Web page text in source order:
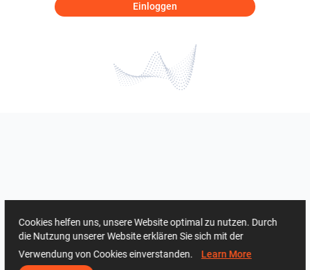
Einloggen
Cookies helfen uns, unsere Website optimal zu nutzen. Durch
die Nutzung unserer Website erklären Sie sich mit der
Verwendung von Cookies einverstanden. Learn More